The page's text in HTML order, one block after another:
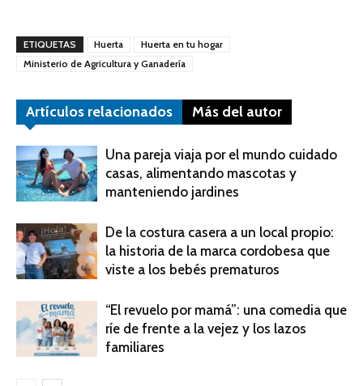
ETIQUETAS Huerta
Huerta en tu hogar
Ministerio de Agricultura y Ganadería
Artículos relacionados Más del autor
Una pareja viaja por el mundo cuidado
casas, alimentando mascotas y
manteniendo jardines
De la costura casera a un local propio:
la historia de la marca cordobesa que
viste a los bebés prematuros
“El revuelo por mamá”: una comedia que
ríe de frente a la vejez y los lazos
familiares